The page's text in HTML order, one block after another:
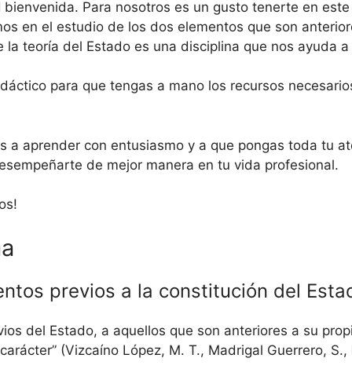
bienvenida. Para nosotros es un gusto tenerte en
en el estudio de los dos elementos que son
teoría del Estado es una disciplina que nos ayuda
para que tengas a mano los recursos
a aprender con entusiasmo y a que pongas toda tu
de mejor manera en tu vida profesional.
previos a la constitución del
del Estado, a aquellos que son anteriores a su
(Vizcaíno López, M. T., Madrigal Guerrero,